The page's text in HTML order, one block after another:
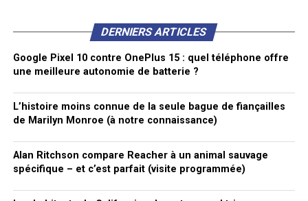
DERNIERS ARTICLES
Google Pixel 10 contre OnePlus 15 : quel téléphone offre
une meilleure autonomie de batterie ?
L’histoire moins connue de la seule bague de fiançailles
de Marilyn Monroe (à notre connaissance)
Alan Ritchson compare Reacher à un animal sauvage
spécifique – et c’est parfait (visite programmée)